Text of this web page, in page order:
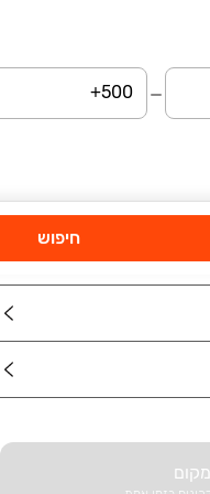
חיפוש
יוקרה ונכסים נוספים: בתים,
בתל אביב, דירות למכירה בחיפה,